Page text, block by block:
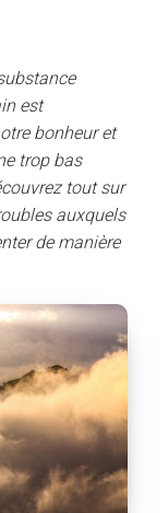
est
bonheur et
trop bas
tout sur
auxquels
de manière